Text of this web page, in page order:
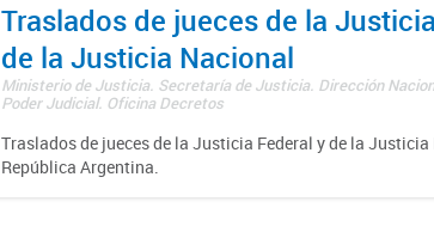
Traslados de jueces de la
de la Justicia Nacional
Ministerio de Justicia. Secretaría de Justicia. Dirección
Poder Judicial. Oficina Decretos
Traslados de jueces de la Justicia Federal y de la
República Argentina.